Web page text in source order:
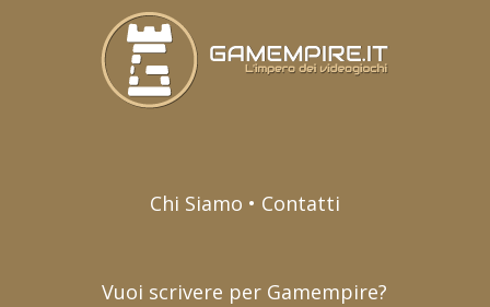
Chi Siamo • Contatti
Vuoi scrivere per Gamempire?